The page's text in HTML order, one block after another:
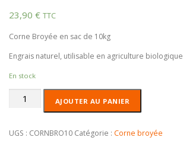
23,90 € TTC
Corne Broyée en sac de 10kg
Engrais naturel, utilisable en agriculture biologique
En stock
quantité
Broyée
AJOUTER AU PANIER
UGS : CORNBRO10 Catégorie : Corne broyée